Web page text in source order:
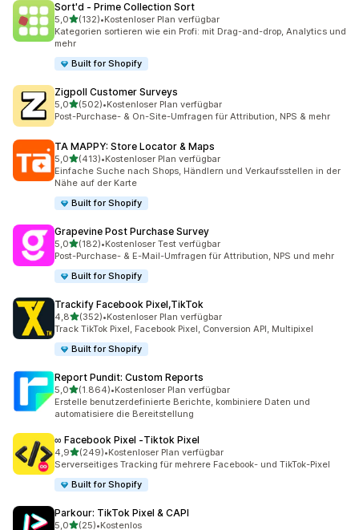
Sort'd ‑ Prime Collection Sort
5,0von 5 Sternen
(132)
132 Rezensionen insgesamt
•Kostenloser Plan verfügbar
Kategorien sortieren wie ein Profi: mit Drag-and-drop, Analytics und
mehr
Built for Shopify
Zigpoll Customer Surveys
5,0von 5 Sternen
(502)
502 Rezensionen insgesamt
•Kostenloser Plan verfügbar
Post-Purchase- & On-Site-Umfragen für Attribution, NPS & mehr
TA MAPPY: Store Locator & Maps
5,0von 5 Sternen
(413)
413 Rezensionen insgesamt
•Kostenloser Plan verfügbar
Einfache Suche nach Shops, Händlern und Verkaufsstellen in der
Nähe auf der Karte
Built for Shopify
Grapevine Post Purchase Survey
5,0von 5 Sternen
(182)
182 Rezensionen insgesamt
•Kostenloser Test verfügbar
Post-Purchase- & E-Mail-Umfragen für Attribution, NPS und mehr
Built for Shopify
Trackify Facebook Pixel,TikTok
4,8von 5 Sternen
(352)
352 Rezensionen insgesamt
•Kostenloser Plan verfügbar
Track TikTok Pixel, Facebook Pixel, Conversion API, Multipixel
Built for Shopify
Report Pundit: Custom Reports
5,0von 5 Sternen
(1.864)
1864 Rezensionen insgesamt
•Kostenloser Plan verfügbar
Erstelle benutzerdefinierte Berichte, kombiniere Daten und
automatisiere die Bereitstellung
∞ Facebook Pixel ‑Tiktok Pixel
4,9von 5 Sternen
(249)
249 Rezensionen insgesamt
•Kostenloser Plan verfügbar
Serverseitiges Tracking für mehrere Facebook- und TikTok-Pixel
Built for Shopify
Parkour: TikTok Pixel & CAPI
5,0von 5 Sternen
(25)•Kostenlos